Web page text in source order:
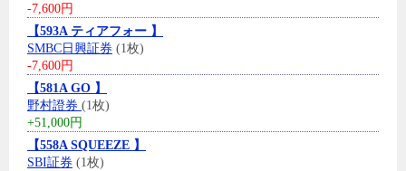
-7,600円
【593A ティアフォー 】
SMBC日興証券 (1枚)
-7,600円
【581A GO 】
野村證券 (1枚)
+51,000円
【558A SQUEEZE 】
SBI証券 (1枚)